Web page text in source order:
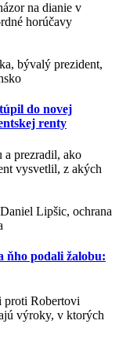
na dianie v
horúčavy
bývalý prezident,
do novej
renty
a prezradil, ako
vysvetlil, z akých
Lipšic, ochrana
ňho podali žalobu:
proti Robertovi
výroky, v ktorých